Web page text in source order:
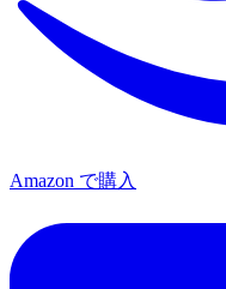
Amazon で購入